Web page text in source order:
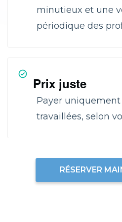
minutieux et une
périodique des
Prix juste
Payer
travaillées, selon
RÉSERVER